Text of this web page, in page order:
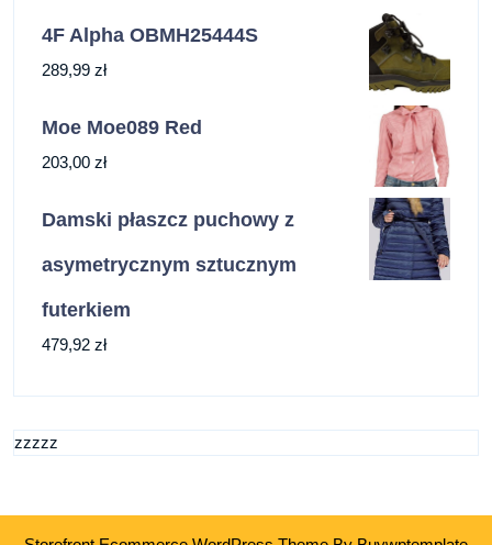
4F Alpha OBMH25444S
289,99 zł
Moe Moe089 Red
203,00 zł
Damski płaszcz puchowy z
asymetrycznym sztucznym
futerkiem
479,92 zł
zzzzz